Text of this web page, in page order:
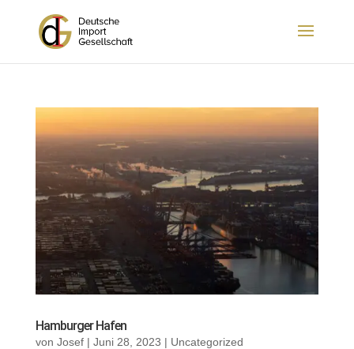
Hamburger Hafen
von Josef| Juni 28, 2023 | Uncategorized